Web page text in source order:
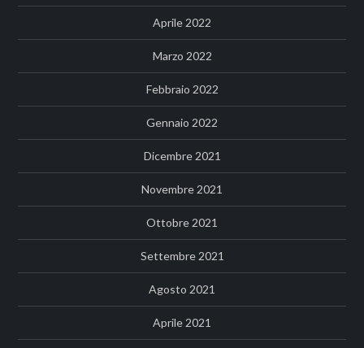
Aprile 2022
Marzo 2022
Febbraio 2022
Gennaio 2022
Dicembre 2021
Novembre 2021
Ottobre 2021
Settembre 2021
Agosto 2021
Aprile 2021